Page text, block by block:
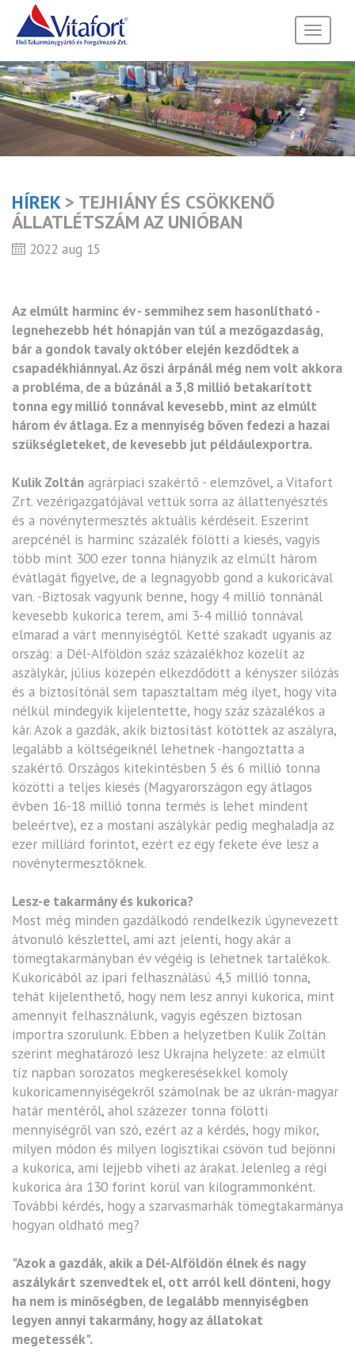
Toggle
HÍREK> TEJHIÁNY ÉS CSÖKKENŐ
ÁLLATLÉTSZÁM AZ UNIÓBAN
2022 aug 15
Az elmúlt harminc év - semmihez sem hasonlítható -
legnehezebb hét hónapján van túl a mezőgazdaság,
bár a gondok tavaly október elején kezdődtek a
csapadékhiánnyal. Az őszi árpánál még nem volt akkora
a probléma, de a búzánál a 3,8 millió betakarított
tonna egy millió tonnával kevesebb, mint az elmúlt
három év átlaga. Ez a mennyiség bőven fedezi a hazai
szükségleteket, de kevesebb jut példáulexportra.
Kulik Zoltán agrárpiaci szakértő - elemzővel, a Vitafort
Zrt. vezérigazgatójával vettük sorra az állattenyésztés
és a növénytermesztés aktuális kérdéseit. Eszerint
arepcénél is harminc százalék fölötti a kiesés, vagyis
több mint 300 ezer tonna hiányzik az elmúlt három
évátlagát figyelve, de a legnagyobb gond a kukoricával
van. -Biztosak vagyunk benne, hogy 4 millió tonnánál
kevesebb kukorica terem, ami 3-4 millió tonnával
elmarad a várt mennyiségtől. Ketté szakadt ugyanis az
ország: a Dél-Alföldön száz százalékhoz közelít az
aszálykár, július közepén elkezdődött a kényszer silózás
és a biztosítónál sem tapasztaltam még ilyet, hogy vita
nélkül mindegyik kijelentette, hogy száz százalékos a
kár. Azok a gazdák, akik biztosítást kötöttek az aszályra,
legalább a költségeiknél lehetnek -hangoztatta a
szakértő. Országos kitekintésben 5 és 6 millió tonna
közötti a teljes kiesés (Magyarországon egy átlagos
évben 16-18 millió tonna termés is lehet mindent
beleértve), ez a mostani aszálykár pedig meghaladja az
ezer milliárd forintot, ezért ez egy fekete éve lesz a
növénytermesztőknek.
Lesz-e takarmány és kukorica?
Most még minden gazdálkodó rendelkezik úgynevezett
átvonuló készlettel, ami azt jelenti, hogy akár a
tömegtakarmányban év végéig is lehetnek tartalékok.
Kukoricából az ipari felhasználású 4,5 millió tonna,
tehát kijelenthető, hogy nem lesz annyi kukorica, mint
amennyit felhasználunk, vagyis egészen biztosan
importra szorulunk. Ebben a helyzetben Kulik Zoltán
szerint meghatározó lesz Ukrajna helyzete: az elmúlt
tíz napban sorozatos megkeresésekkel komoly
kukoricamennyiségekről számolnak be az ukrán-magyar
határ mentéről, ahol százezer tonna fölötti
mennyiségről van szó, ezért az a kérdés, hogy mikor,
milyen módon és milyen logisztikai csövön tud bejönni
a kukorica, ami lejjebb viheti az árakat. Jelenleg a régi
kukorica ára 130 forint körül van kilogrammonként.
További kérdés, hogy a szarvasmarhák tömegtakarmánya
hogyan oldható meg?
"Azok a gazdák, akik a Dél-Alföldön élnek és nagy
aszálykárt szenvedtek el, ott arról kell dönteni, hogy
ha nem is minőségben, de legalább mennyiségben
legyen annyi takarmány, hogy az állatokat
megetessék".